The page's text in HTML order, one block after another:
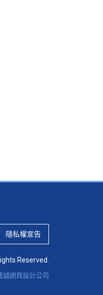
隱私權宣告
Reserved.
誠網頁設計公司